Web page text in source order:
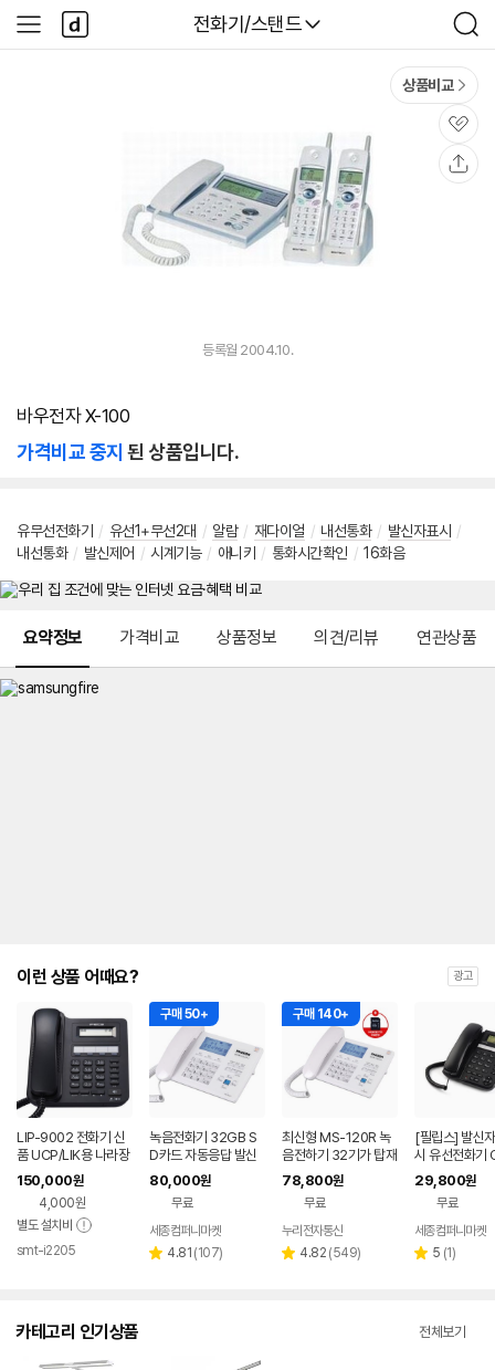
다나와
전화기/스탠드
검
색
사
이
다
나
와
상품비교
관
심
등록월 2004.10.
바우전자 X-100
가격비교 중지 된 상품입니다.
유무선전화기 / 유선1+무선2대 / 알람 / 재다이얼 / 내선통화 / 발신자표시 /
내선통화 / 발신제어 / 시계기능 / 애니키 / 통화시간확인 / 16화음
요약정보 가격비교 상품정보 의견/리뷰 연관상품
이런 상품 어때요? 광고
LIP-9002 전화기 신
품 UCP/LIK용 나라장
터/학교장터 등록업체
150,000원
4,000원
별도 설치비
smt-i2205
구매 50+
녹음전화기 32GB S
D카드 자동응답 발신
자표시 자동녹음
80,000원
무료
세종컴퍼니마켓
별 4.81 리
(107)
구매 140+
최신형 MS-120R 녹
음전하기 32기가 탑재
2500 시간 / 도매 납
품전문
78,800원
무료
누리전자통신
별 4.82 리
(549)
[필립스] 발신
시 유선전화기
026
29,800원
무료
세종컴퍼니마켓
별 5 리
(1)
카테고리 인기상품 전체보기